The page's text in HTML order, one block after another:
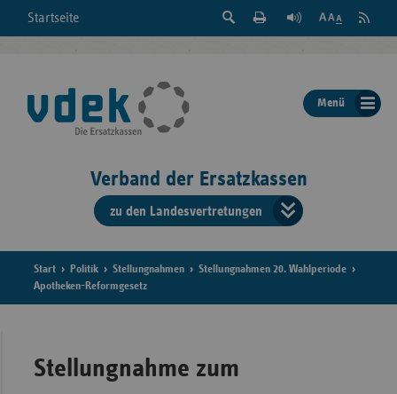
Startseite
Suche
der
Seite
Feed
Menü
Verband der Ersatzkassen
zu den Landesvertretungen
der
Start Politik Stellungnahmen
Stellungnahmen 20. Wahlperiode
Apotheken-Reformgesetz
Stellungnahme zum